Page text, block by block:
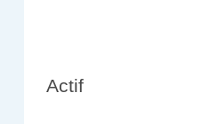
Actif